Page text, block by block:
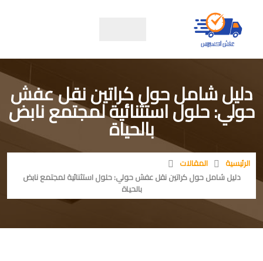
دليل شامل حول كراتين نقل عفش
حولي: حلول استثنائية لمجتمع نابض
بالحياة
الرئيسية
المقالات
دليل شامل حول كراتين نقل عفش حولي: حلول استثنائية لمجتمع نابض
بالحياة